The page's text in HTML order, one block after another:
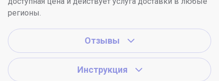
регионы.
Отзывы
Инструкция